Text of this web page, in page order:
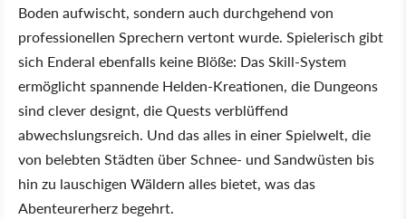
Boden aufwischt, sondern auch durchgehend von
professionellen Sprechern vertont wurde. Spielerisch gibt
sich Enderal ebenfalls keine Blöße: Das Skill-System
ermöglicht spannende Helden-Kreationen, die Dungeons
sind clever designt, die Quests verblüffend
abwechslungsreich. Und das alles in einer Spielwelt, die
von belebten Städten über Schnee- und Sandwüsten bis
hin zu lauschigen Wäldern alles bietet, was das
Abenteurerherz begehrt.